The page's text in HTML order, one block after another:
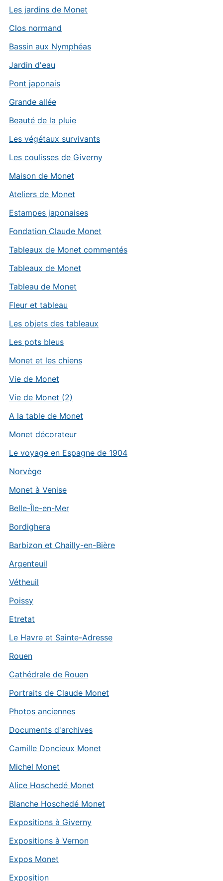
Les jardins de Monet
Clos normand
Bassin aux Nymphéas
Jardin d'eau
Pont japonais
Grande allée
Beauté de la pluie
Les végétaux survivants
Les coulisses de Giverny
Maison de Monet
Ateliers de Monet
Estampes japonaises
Fondation Claude Monet
Tableaux de Monet commentés
Tableaux de Monet
Tableau de Monet
Fleur et tableau
Les objets des tableaux
Les pots bleus
Monet et les chiens
Vie de Monet
Vie de Monet (2)
A la table de Monet
Monet décorateur
Le voyage en Espagne de 1904
Norvège
Monet à Venise
Belle-Île-en-Mer
Bordighera
Barbizon et Chailly-en-Bière
Argenteuil
Vétheuil
Poissy
Etretat
Le Havre et Sainte-Adresse
Rouen
Cathédrale de Rouen
Portraits de Claude Monet
Photos anciennes
Documents d'archives
Camille Doncieux Monet
Michel Monet
Alice Hoschedé Monet
Blanche Hoschedé Monet
Expositions à Giverny
Expositions à Vernon
Expos Monet
Exposition